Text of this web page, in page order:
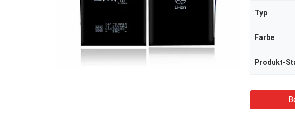
Typ
Farbe
Produkt-